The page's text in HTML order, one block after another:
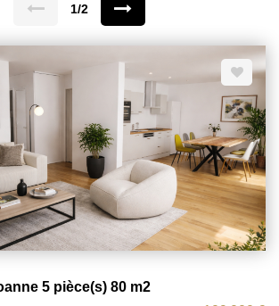
1/2
5 pièce(s) 80 m2